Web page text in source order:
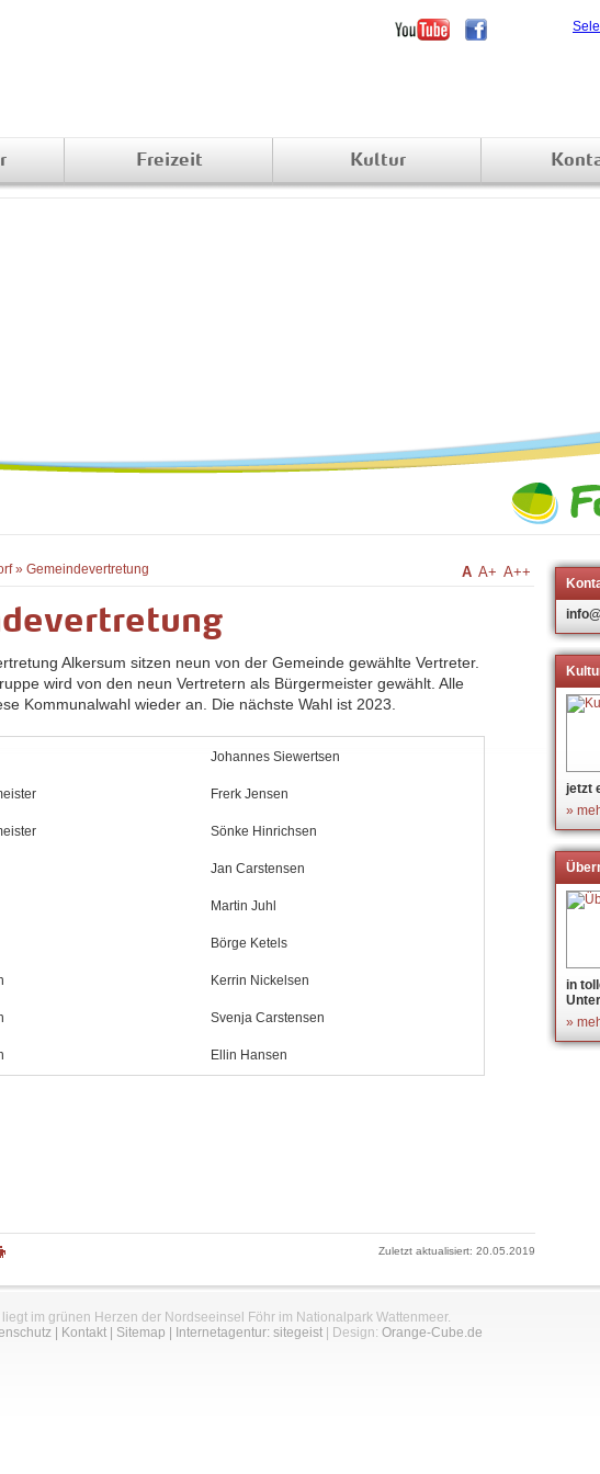
Freizeit Kultur
» Gemeindevertretung A A+ A++
Alkersum sitzen neun von der Gemeinde gewählte Vertreter.
wird von den neun Vertretern als Bürgermeister gewählt. Alle
Kommunalwahl wieder an. Die nächste Wahl ist 2023.
Johannes Siewertsen
Frerk Jensen
Sönke Hinrichsen
Jan Carstensen
Martin Juhl
Börge Ketels
Kerrin Nickelsen
Svenja Carstensen
Ellin Hansen
jetzt
»
in
»
Zuletzt aktualisiert: 20.05.2019
liegt im grünen Herzen der Nordseeinsel Föhr im Nationalpark Wattenmeer.
| Kontakt| Sitemap Internetagentur: sitegeist| Design: Orange-Cube.de